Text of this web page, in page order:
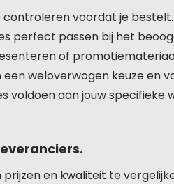
voordat je
perfect passen bij het
of
weloverwogen keuze en
voldoen aan jouw specifieke
en kwaliteit te